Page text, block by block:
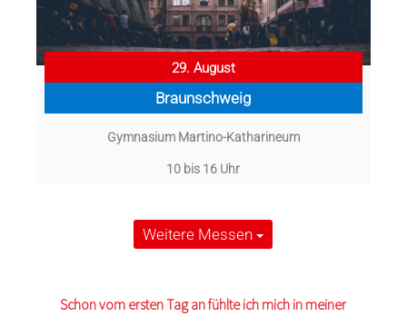
29. August
Braunschweig
Gymnasium Martino-Katharineum
10 bis 16 Uhr
Weitere Messen
Schon vom ersten Tag an fühlte ich mich in meiner